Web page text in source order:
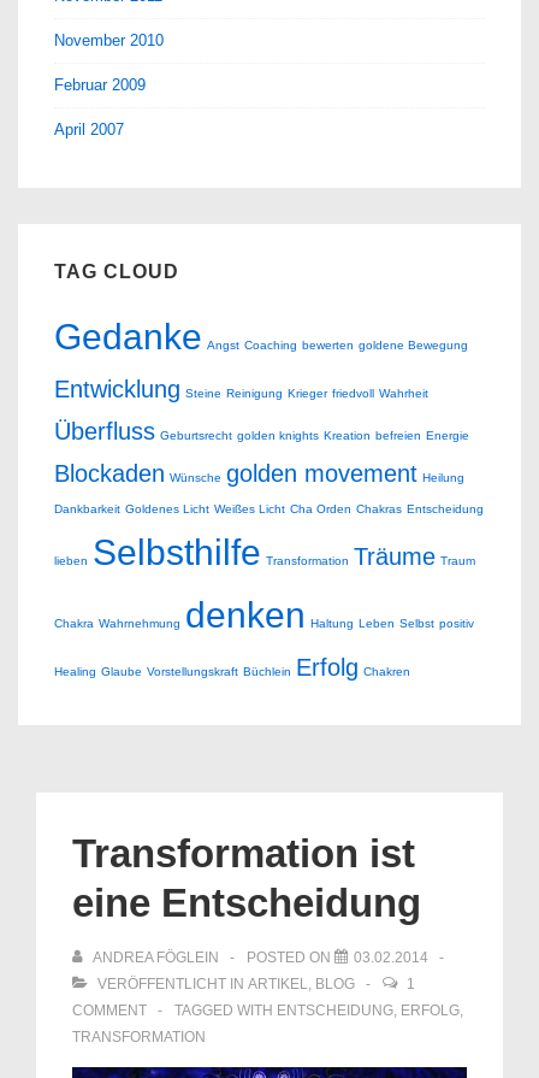
November 2010
Februar 2009
April 2007
TAG CLOUD
Gedanke Angst Coaching bewerten goldene Bewegung
Entwicklung Steine Reinigung Krieger friedvoll Wahrheit
Überfluss Geburtsrecht golden knights Kreation befreien Energie
Blockaden Wünsche golden movement Heilung
Dankbarkeit Goldenes Licht Weißes Licht Cha Orden Chakras Entscheidung
lieben Selbsthilfe Transformation Träume Traum
Chakra Wahrnehmung denken Haltung Leben Selbst positiv
Healing Glaube Vorstellungskraft Büchlein Erfolg Chakren
Transformation ist
eine Entscheidung
ANDREA FÖGLEIN POSTED ON
03.02.2014
VERÖFFENTLICHT IN ARTIKEL, BLOG
1
COMMENT
TAGGED WITH ENTSCHEIDUNG, ERFOLG,
TRANSFORMATION